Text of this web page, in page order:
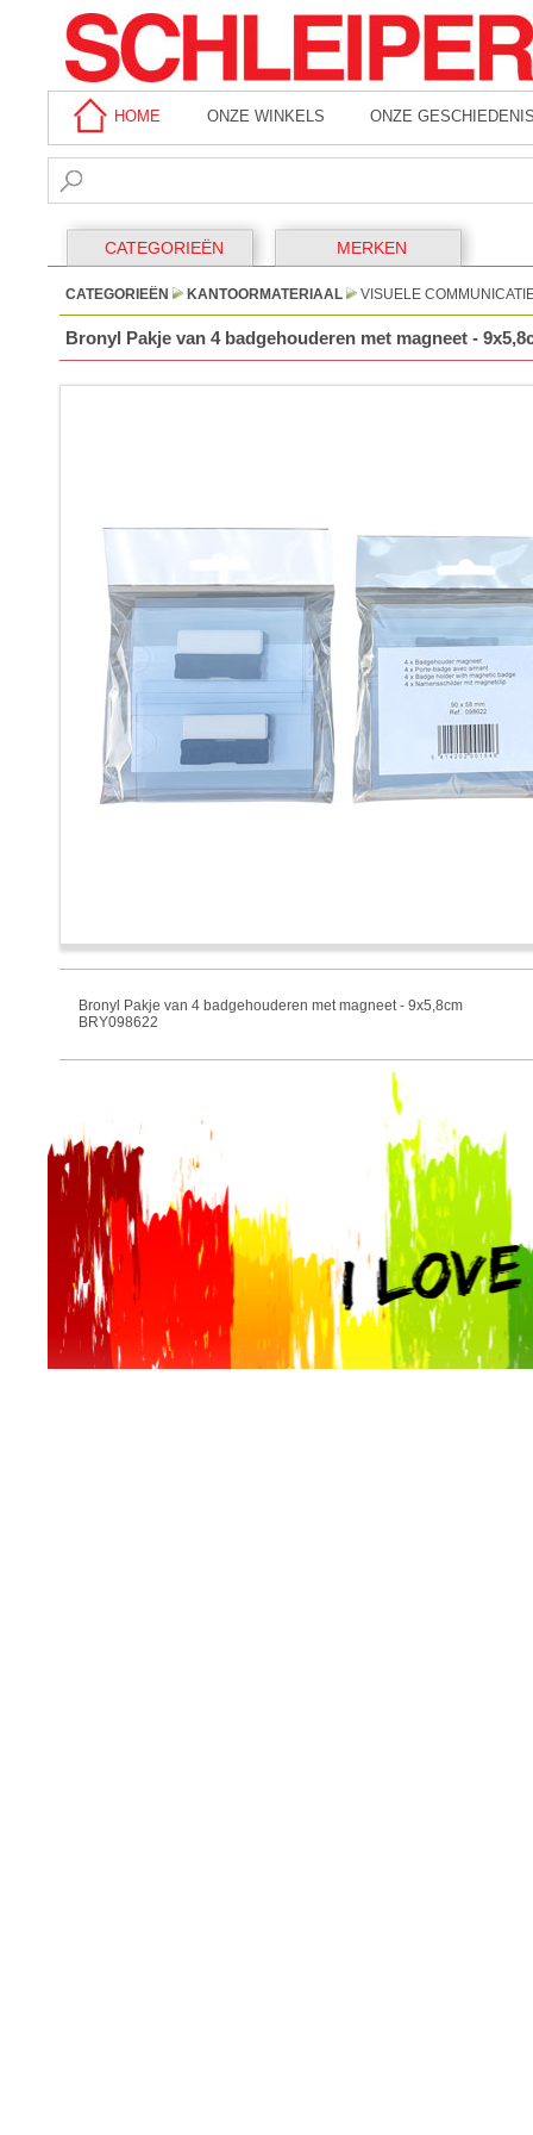
HOME ONZE WINKELS ONZE
CATEGORIEËN MERKEN
CATEGORIEËN KANTOORMATERIAAL VISUELE
Bronyl Pakje van 4 badgehouderen met magneet -
Bronyl Pakje van 4 badgehouderen met magneet - 9x5,8cm
BRY098622